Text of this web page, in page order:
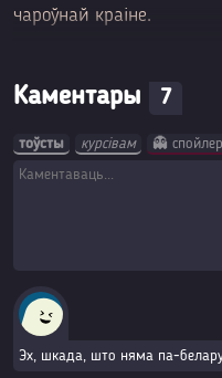
чароўнай краіне.
Каментары 7
тоўсты курсівам 👻 спойлер
Эх, шкада, што няма па-